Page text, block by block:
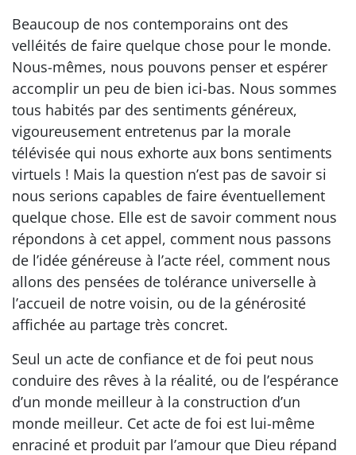
Beaucoup de nos contemporains ont des
velléités de faire quelque chose pour le monde.
Nous-mêmes, nous pouvons penser et espérer
accomplir un peu de bien ici-bas. Nous sommes
tous habités par des sentiments généreux,
vigoureusement entretenus par la morale
télévisée qui nous exhorte aux bons sentiments
virtuels ! Mais la question n’est pas de savoir si
nous serions capables de faire éventuellement
quelque chose. Elle est de savoir comment nous
répondons à cet appel, comment nous passons
de l’idée généreuse à l’acte réel, comment nous
allons des pensées de tolérance universelle à
l’accueil de notre voisin, ou de la générosité
affichée au partage très concret.
Seul un acte de confiance et de foi peut nous
conduire des rêves à la réalité, ou de l’espérance
d’un monde meilleur à la construction d’un
monde meilleur. Cet acte de foi est lui-même
enraciné et produit par l’amour que Dieu répand